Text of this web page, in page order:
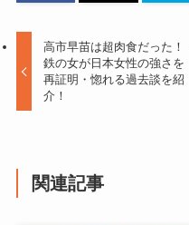
高市早苗は超肉食だった！
鉄の女が日本女性の強さを
再証明・惚れる過去談を紹
介！
関連記事